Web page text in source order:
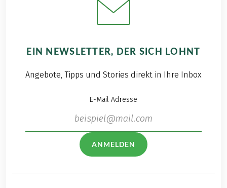
EIN NEWSLETTER, DER SICH LOHNT
Angebote, Tipps und Stories direkt in Ihre Inbox
E-Mail Adresse
ANMELDEN